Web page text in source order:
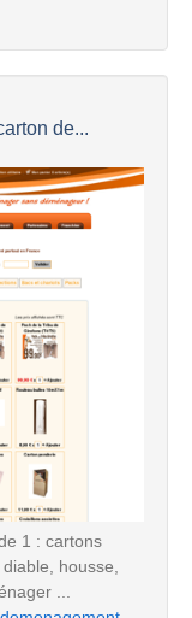
de...
1 : cartons
housse,
...